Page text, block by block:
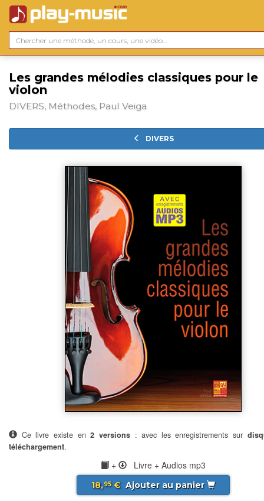
Les grandes mélodies classiques pour le
violon
DIVERS, Méthodes, Paul Veiga
DIVERS
Ce livre existe en2 versions: avec les enregistrements sur
téléchargement.
+ Livre + Audios mp3
18,95€ Ajouter au panier